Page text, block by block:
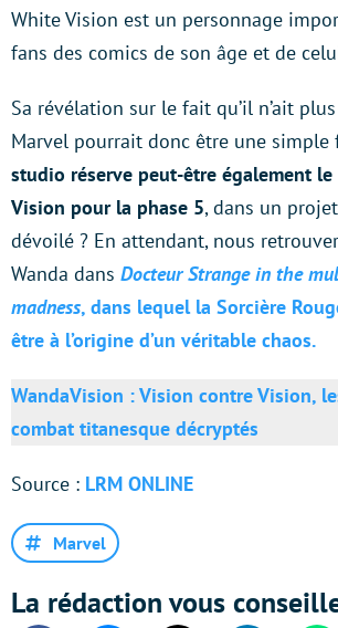
White Vision est un personnage
fans des comics de son âge et de
Sa révélation sur le fait qu’il n’ait
Marvel pourrait donc être une simple
studio réserve peut-être également
Vision pour la phase 5, dans un
dévoilé ? En attendant, nous
Wanda dans Docteur Strange in the
madness, dans lequel la Sorcière
être à l’origine d’un véritable chaos.
WandaVision : Vision contre Vision,
combat titanesque décryptés
Source : LRM ONLINE
Marvel
La rédaction vous